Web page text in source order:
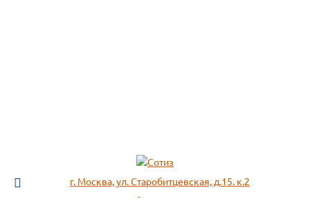
г. Москва, ул. Старобитцевская, д.15. к.2
info@sotizz.ru